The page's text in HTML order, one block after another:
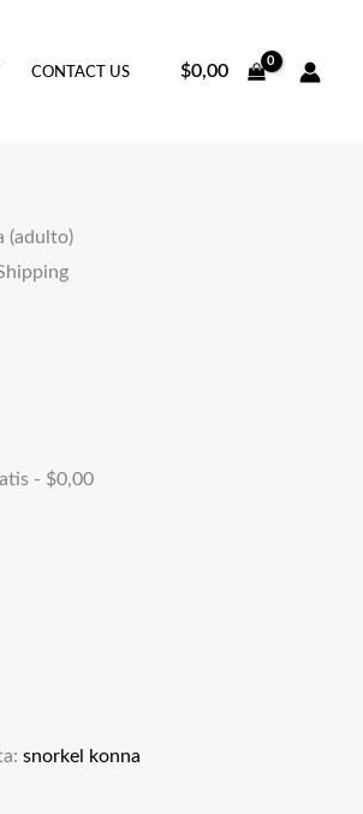
CONTACT US $0,00
(adulto)
- $0,00
snorkel konna